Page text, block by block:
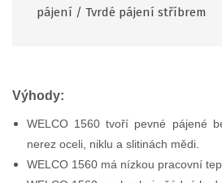
pájení / Tvrdé pájení stříbrem
Výhody:
WELCO 1560 tvoří pevné pájené
nerez oceli, niklu a slitinách mědi.
WELCO 1560 má nízkou pracovní